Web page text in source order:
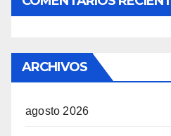
ARCHIVOS
agosto 2026